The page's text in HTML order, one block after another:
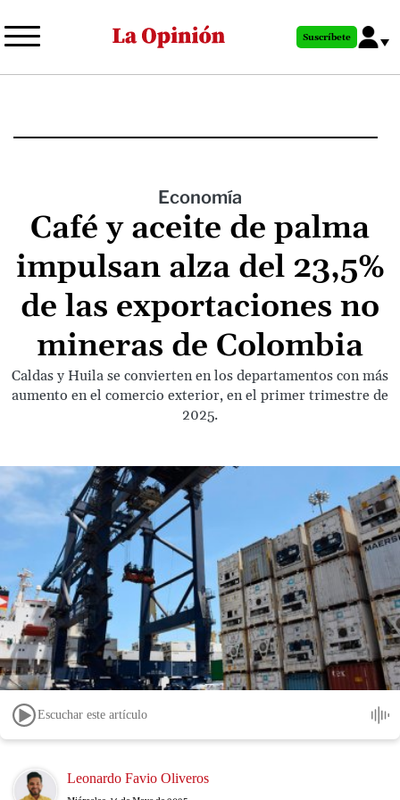
al
principal
Suscríbete
Economía
Café y aceite de palma
impulsan alza del 23,5%
de las exportaciones no
mineras de Colombia
Caldas y Huila se convierten en los departamentos con más
aumento en el comercio exterior, en el primer trimestre de
2025.
Escuchar este artículo
Image Leonardo Favio Oliveros